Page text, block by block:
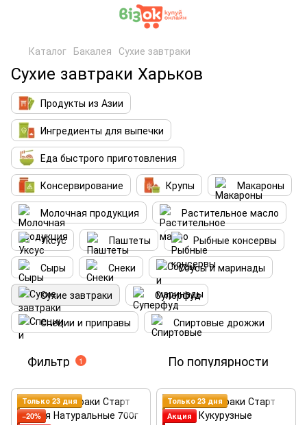
Каталог Бакалея Сухие завтраки
Сухие завтраки Харьков
Продукты из Азии
Ингредиенты для выпечки
Еда быстрого приготовления
Консервирование
Крупы
Макароны
Молочная продукция
Растительное масло
Уксус
Паштеты
Рыбные консервы
Сыры
Снеки
Соусы и маринады
Сухие завтраки
Суперфуд
Специи и приправы
Спиртовые дрожжи
Фильтр 1 По популярности
Только 23 дня
−20%
Только 23 дня
Акция